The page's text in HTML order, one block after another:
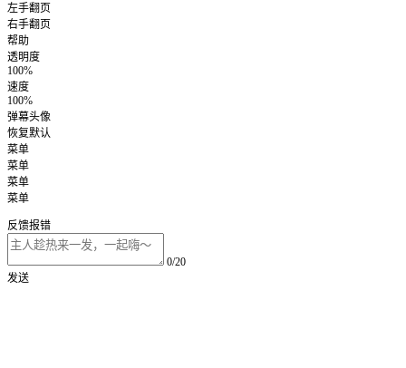
左手翻页
右手翻页
帮助
透明度
100%
速度
100%
弹幕头像
恢复默认
菜单
菜单
菜单
菜单
反馈报错
0/20
发送